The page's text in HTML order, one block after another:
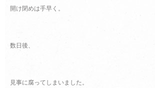
開け閉めは手早く。
数日後、
見事に腐ってしまいました。